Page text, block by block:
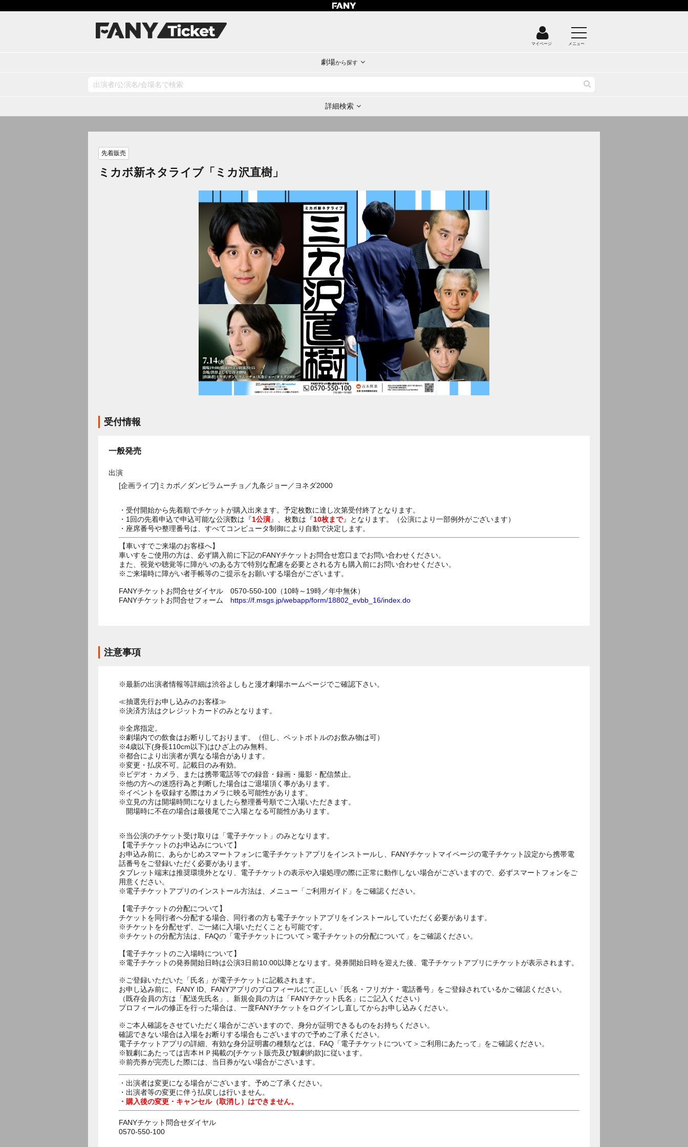
マイページ メニュー
劇場から探す
詳細検索
先着販売
ミカボ新ネタライブ「ミカ沢直樹」
受付情報
一般発売
出演
[企画ライブ]ミカボ／ダンビラムーチョ／九条ジョー／ヨネダ2000
・受付開始から先着順でチケットが購入出来ます。予定枚数に達し次第受付終了となります。
・1回の先着申込で申込可能な公演数は『1公演』、枚数は『10枚まで』となります。（公演により一部例外がございます）
・座席番号や整理番号は、すべてコンピュータ制御により自動で決定します。
【車いすでご来場のお客様へ】
車いすをご使用の方は、必ず購入前に下記のFANYチケットお問合せ窓口までお問い合わせください。
また、視覚や聴覚等に障がいのある方で特別な配慮を必要とされる方も購入前にお問い合わせください。
※ご来場時に障がい者手帳等のご提示をお願いする場合がございます。
FANYチケットお問合せダイヤル 0570-550-100（10時～19時／年中無休）
FANYチケットお問合せフォーム https://f.msgs.jp/webapp/form/18802_evbb_16/index.do
注意事項
※最新の出演者情報等詳細は渋谷よしもと漫才劇場ホームページでご確認下さい。
≪抽選先行お申し込みのお客様≫
※決済方法はクレジットカードのみとなります。
※全席指定。
※劇場内での飲食はお断りしております。（但し、ペットボトルのお飲み物は可）
※4歳以下(身長110cm以下)はひざ上のみ無料。
※都合により出演者が異なる場合があります。
※変更・払戻不可。記載日のみ有効。
※ビデオ・カメラ、または携帯電話等での録音・録画・撮影・配信禁止。
※他の方への迷惑行為と判断した場合はご退場頂く事があります。
※イベントを収録する際はカメラに映る可能性があります。
※立見の方は開場時間になりましたら整理番号順でご入場いただきます。
開場時に不在の場合は最後尾でご入場となる可能性があります。
※当公演のチケット受け取りは「電子チケット」のみとなります。
【電子チケットのお申込みについて】
お申込み前に、あらかじめスマートフォンに電子チケットアプリをインストールし、FANYチケットマイページの電子チケット設定から携帯電
話番号をご登録いただく必要があります。
タブレット端末は推奨環境外となり、電子チケットの表示や入場処理の際に正常に動作しない場合がございますので、必ずスマートフォンをご
用意ください。
※電子チケットアプリのインストール方法は、メニュー「ご利用ガイド」をご確認ください。
【電子チケットの分配について】
チケットを同行者へ分配する場合、同行者の方も電子チケットアプリをインストールしていただく必要があります。
※チケットを分配せず、ご一緒に入場いただくことも可能です。
※チケットの分配方法は、FAQの「電子チケットについて＞電子チケットの分配について」をご確認ください。
【電子チケットのご入場時について】
※電子チケットの発券開始日時は公演3日前10:00以降となります。発券開始日時を迎えた後、電子チケットアプリにチケットが表示されます。
※ご登録いただいた「氏名」が電子チケットに記載されます。
お申し込み前に、FANY ID、FANYアプリのプロフィールにて正しい「氏名・フリガナ・電話番号」をご登録されているかご確認ください。
（既存会員の方は「配送先氏名」、新規会員の方は「FANYチケット氏名」にご記入ください）
プロフィールの修正を行った場合は、一度FANYチケットをログインし直してからお申し込みください。
※ご本人確認をさせていただく場合がございますので、身分が証明できるものをお持ちください。
確認できない場合は入場をお断りする場合もございますので予めご了承ください。
電子チケットアプリの詳細、有効な身分証明書の種類などは、FAQ「電子チケットについて＞ご利用にあたって」をご確認ください。
※観劇にあたっては吉本ＨＰ掲載の[チケット販売及び観劇約款]に従います。
※前売券が完売した際には、当日券がない場合がございます。
・出演者は変更になる場合がございます。予めご了承ください。
・出演者等の変更に伴う払戻しは行いません。
・購入後の変更・キャンセル（取消し）はできません。
FANYチケット問合せダイヤル
0570-550-100